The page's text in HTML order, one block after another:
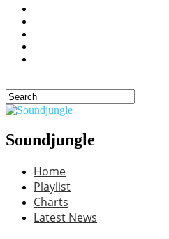
Soundjungle
Home
Playlist
Charts
Latest News